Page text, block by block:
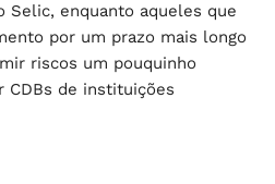
Selic, enquanto aqueles que
por um prazo mais longo
riscos um pouquinho
CDBs de instituições